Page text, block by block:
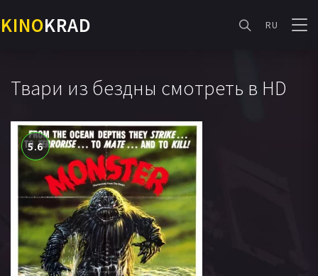
KINOKRAD RU
Твари из бездны смотреть в HD
5.6